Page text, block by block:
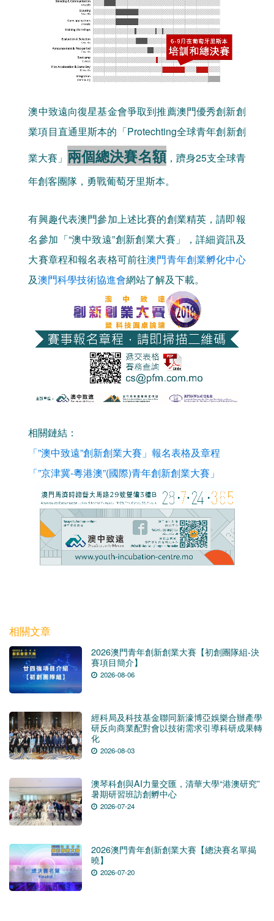
澳中致遠向復星基金會爭取到推薦澳門優秀創新創
業項目直通里斯本的「Protechting全球青年創新創
業大賽」 兩個總決賽名額 ，躋身25支全球青
年創客團隊，勇戰葡萄牙里斯本。
有興趣代表澳門參加上述比賽的創業精英，請即報
名參加「“澳中致遠”創新創業大賽」，詳細資訊及
大賽章程和報名表格可前往澳門青年創業孵化中心
及澳門科學技術協進會網站了解及下載。
相關鏈結：
「”澳中致遠”創新創業大賽」報名表格及章程
「”京津冀-粵港澳”(國際)青年創新創業大賽」
相關文章
2026澳門青年創新創業大賽【初創團隊組-決
賽項目簡介】
2026-08-06
經科局及科技基金聯同新濠博亞娛樂合辦產學
研反向商業配對會以技術需求引導科研成果轉
化
2026-08-03
澳琴科創與AI力量交匯，清華大學“港澳研究”
暑期研習班訪創孵中心
2026-07-24
2026澳門青年創新創業大賽【總決賽名單揭
曉】
2026-07-20